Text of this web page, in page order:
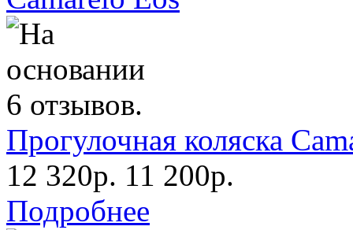
Прогулочная коляска
12 320р. 11 200р.
Подробнее